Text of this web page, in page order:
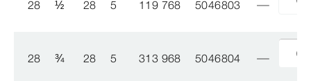
28 ½ 28 5 119 768 5046803
28 ¾ 28 5 313 968 5046804